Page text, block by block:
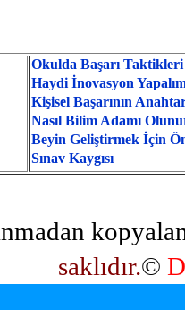
Okulda Başarı Taktikleri
Haydi İnovasyon
Kişisel Başarının
Nasıl Bilim Adamı
Beyin Geliştirmek İçin
Sınav Kaygısı
saklıdır.©